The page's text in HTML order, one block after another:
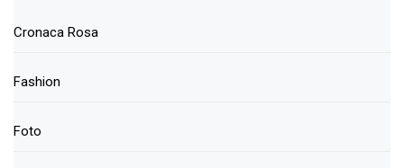
Cronaca Rosa
Fashion
Foto